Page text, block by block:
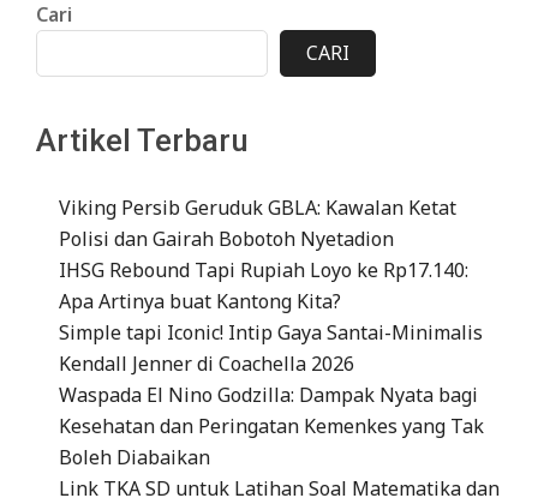
Cari
CARI
Artikel Terbaru
Viking Persib Geruduk GBLA: Kawalan Ketat
Polisi dan Gairah Bobotoh Nyetadion
IHSG Rebound Tapi Rupiah Loyo ke Rp17.140:
Apa Artinya buat Kantong Kita?
Simple tapi Iconic! Intip Gaya Santai-Minimalis
Kendall Jenner di Coachella 2026
Waspada El Nino Godzilla: Dampak Nyata bagi
Kesehatan dan Peringatan Kemenkes yang Tak
Boleh Diabaikan
Link TKA SD untuk Latihan Soal Matematika dan